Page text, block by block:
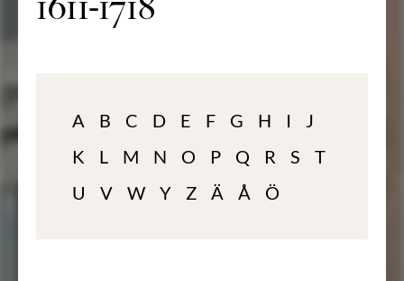
A B C D E F G H I
J
K
L M N O P Q R S
T
U
V W Y Z Ä Å Ö